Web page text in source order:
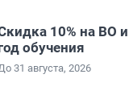
10% на ВО
обучения
31 августа, 2026